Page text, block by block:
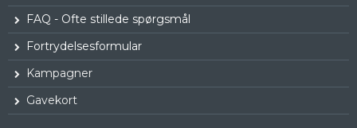
FAQ - Ofte stillede spørgsmål
Fortrydelsesformular
Kampagner
Gavekort